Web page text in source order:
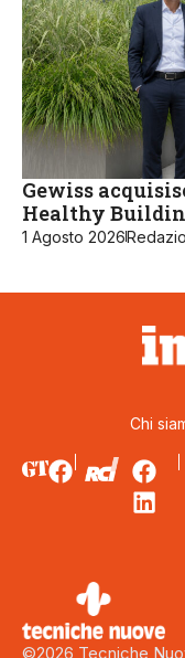
Gewiss
Healthy
1 Agosto 2026
Chi
©2026 Tecniche